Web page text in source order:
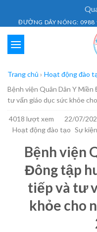
ĐƯỜNG DÂY NÓNG: 0988
Trang chủ › Hoạt động đào
Bệnh viện Quân Dân Y
tư vấn giáo dục sức khỏe
4018 lượt xem
22/07/
Hoạt động đào tạo Sự
Bệnh viện
Đông tập
tiếp và tư
khỏe cho